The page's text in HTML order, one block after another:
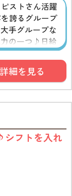
ストさん活躍
誇るグループ
手グループな
力の一つ♪日給
保証の3つの保
解消します◎
ンや託児所が
思う存分ご
細を見る
フトを入れ